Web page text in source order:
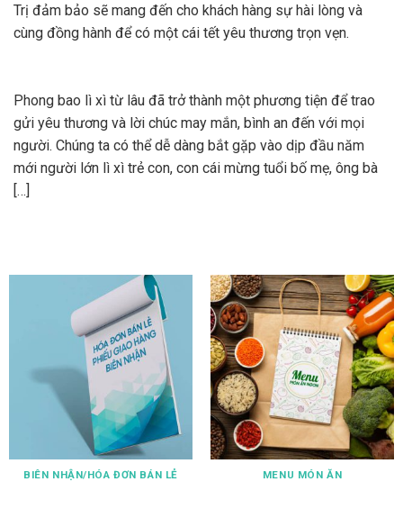
Trị đảm bảo sẽ mang đến cho khách hàng sự hài lòng và
cùng đồng hành để có một cái tết yêu thương trọn vẹn.
Phong bao lì xì từ lâu đã trở thành một phương tiện để trao
gửi yêu thương và lời chúc may mắn, bình an đến với mọi
người. Chúng ta có thể dễ dàng bắt gặp vào dịp đầu năm
mới người lớn lì xì trẻ con, con cái mừng tuổi bố mẹ, ông bà
[…]
BIÊN NHẬN/HÓA ĐƠN BÁN LẺ MENU MÓN ĂN